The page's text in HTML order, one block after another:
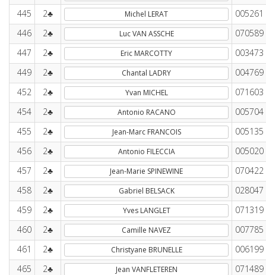
445
2♣ Michel LERAT
005261
446
2♣ Luc VAN ASSCHE
070589
447
2♣ Eric MARCOTTY
003473
449
2♣ Chantal LADRY
004769
452
2♣ Yvan MICHEL
071603
454
2♣ Antonio RACANO
005704
455
2♣ Jean-Marc FRANCOIS
005135
456
2♣ Antonio FILECCIA
005020
457
2♣ Jean-Marie SPINEWINE
070422
458
2♣ Gabriel BELSACK
028047
459
2♣ Yves LANGLET
071319
460
2♣ Camille NAVEZ
007785
461
2♣ Christyane BRUNELLE
006199
465
2♣ Jean VANFLETEREN
071489